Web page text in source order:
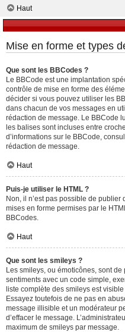
Haut
Mise en forme et types
Que sont les BBCodes ?
Le BBCode est une implantation
contrôle de mise en forme des
décider si vous pouvez utiliser les
dans chacun de vos messages en
rédaction de message. Le BBCode
les balises sont incluses entre
d’informations sur le BBCode,
rédaction de message.
Haut
Puis-je utiliser le HTML ?
Non, il n’est pas possible de
mises en forme permises par le
BBCodes.
Haut
Que sont les smileys ?
Les smileys, ou émoticônes, sont
sentiments avec un code simple,
liste complète des smileys est
Essayez toutefois de ne pas en
message illisible et un modérateur
d’effacer le message.
maximum de smileys par message.